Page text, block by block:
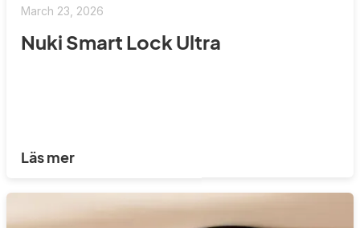
March 23, 2026
Nuki Smart Lock Ultra
Läs mer